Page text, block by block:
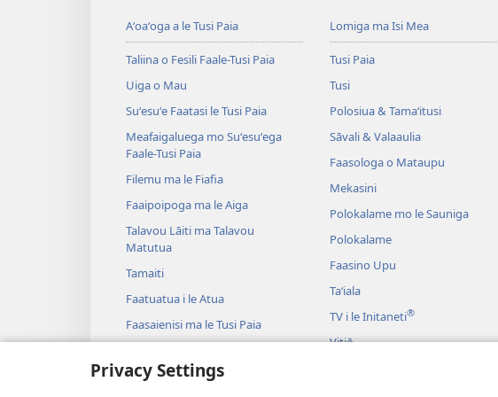
Privacy Settings
Aʻoaʻoga a le Tusi Paia
Taliina o Fesili Faale-Tusi Paia
Uiga o Mau
Suʻesuʻe Faatasi le Tusi Paia
Meafaigaluega mo Suʻesuʻega
Faale-Tusi Paia
Filemu ma le Fiafia
Faaipoipoga ma le Aiga
Talavou Lāiti ma Talavou
Matutua
Tamaiti
Faatuatua i le Atua
Faasaienisi ma le Tusi Paia
Lomiga ma Isi Mea
Tusi Paia
Tusi
Polosiua & Tamaʻitusi
Sāvali & Valaaulia
Faasologa o Mataupu
Mekasini
Polokalame mo le Sauniga
Polokalame
Faasino Upu
Taʻiala
TV i le Initaneti®
Vitiō